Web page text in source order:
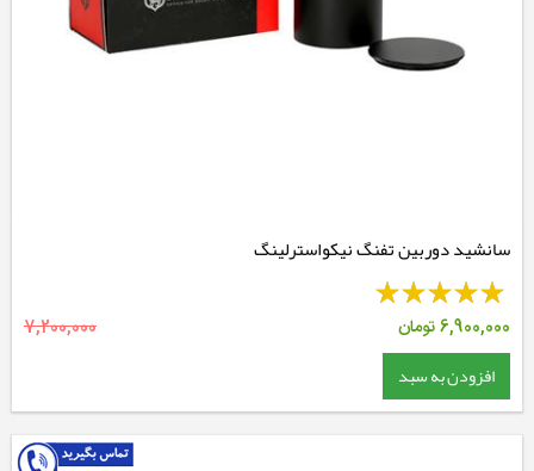
سانشید دوربین تفنگ نیکواسترلینگ
6,900,000تومان 7,200,000
افزودن به سبد